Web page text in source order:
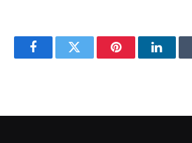
FacebookTwitter Pinterest